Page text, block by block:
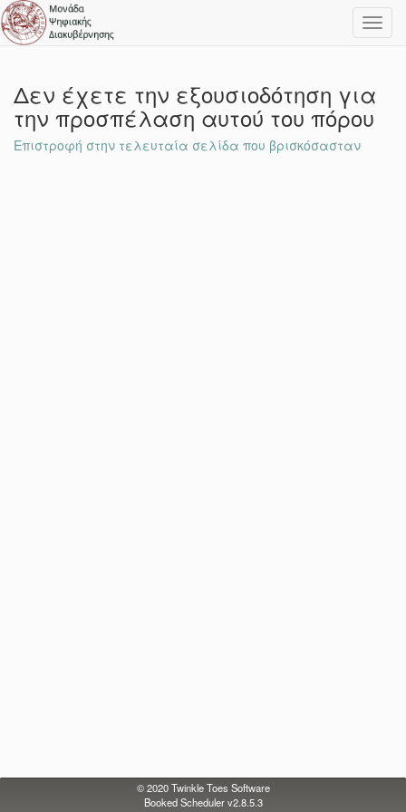
Δεν έχετε την εξουσιοδότηση για
την προσπέλαση αυτού του πόρου
Επιστροφή στην τελευταία σελίδα που βρισκόσασταν
© 2020Twinkle Toes Software
Booked Scheduler v2.8.5.3